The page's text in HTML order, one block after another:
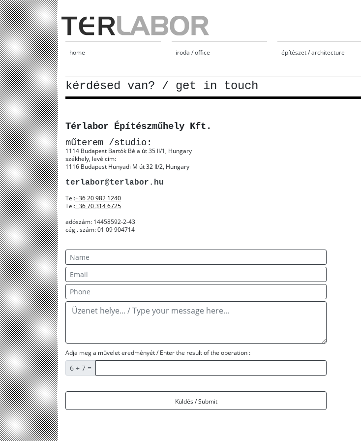
home iroda / office építészet / architecture
kérdésed van? / get in touch
Térlabor Építészműhely Kft.
műterem /studio:
1114 Budapest Bartók Béla út 35 II/1, Hungary
székhely, levélcím:
1116 Budapest Hunyadi M út 32 II/2, Hungary
terlabor@terlabor.hu
Tel:+36 20 982 1240
Tel:+36 70 314 6725
adószám: 14458592-2-43
cégj. szám: 01 09 904714
Adja meg a művelet eredményét / Enter the result of the operation :
6 + 7 =
Küldés / Submit